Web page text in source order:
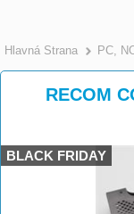
Hlavná Strana PC,
RECOM
BLACK FRIDAY